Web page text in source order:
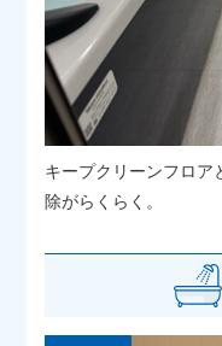
キープクリーンフロア
除がらくらく。